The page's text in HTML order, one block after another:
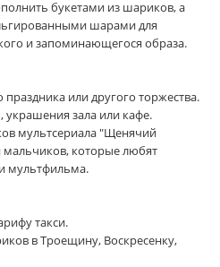
букетами из шариков, а
шарами для
и запоминающегося образа.
или другого торжества.
зала или кафе.
мультсериала "Щенячий
мальчиков, которые любят
мультфильма.
такси.
в Троещину, Воскресенку,